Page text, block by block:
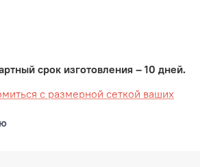
срок изготовления – 10 дней.
с размерной сеткой ваших